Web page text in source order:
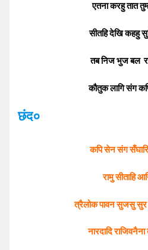
एतना करहु तात
सीतहि देखि कहहु
तब निज भुज बल
कौतुक लागि संग
छंद०
कपि सेन संग
रामु सीताहि
त्रैलोक पावन
नारदादि